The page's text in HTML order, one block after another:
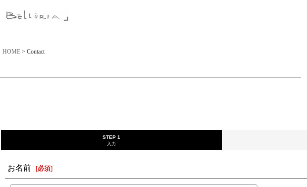
HOME > Contact
STEP 1
入力
お名前 [必須]